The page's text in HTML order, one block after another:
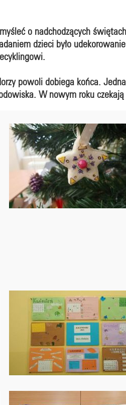
o nadchodzących
dzieci było
powoli dobiega końca.
W nowym roku